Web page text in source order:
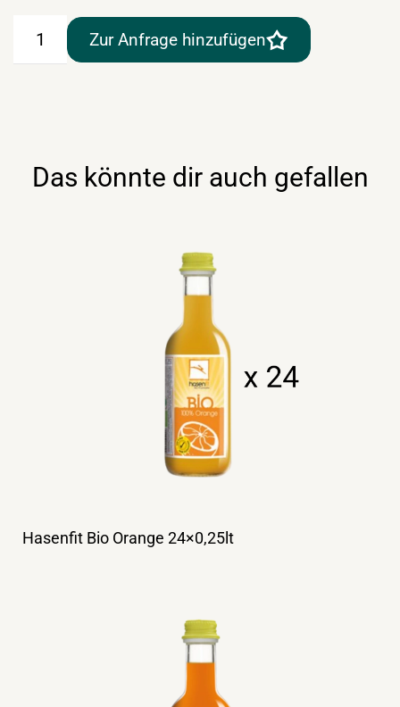
Hasenfit100%
OrangensaftZur Anfrage hinzufügen
Das könnte dir auch gefallen
Hasenfit Bio Orange 24×0,25lt